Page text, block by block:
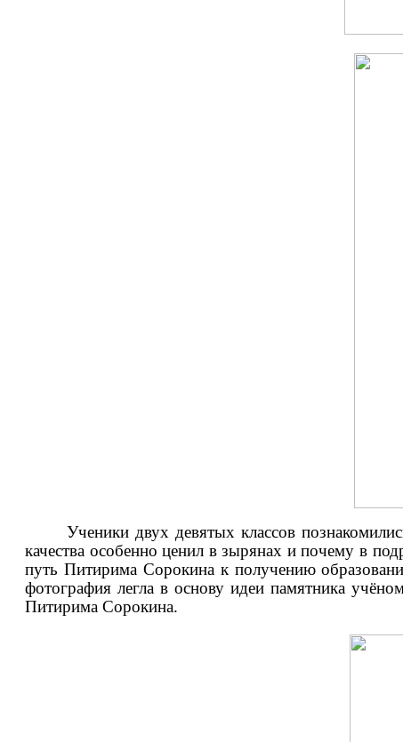
Ученики двух девятых классов
качества особенно ценил в зырянах и почему в
путь Питирима Сорокина к получению
фотография легла в основу идеи памятника
Питирима Сорокина.